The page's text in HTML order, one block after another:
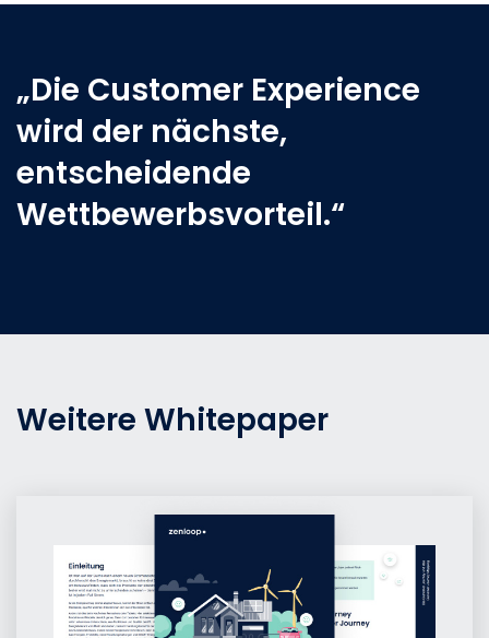
„Die Customer Experience
wird der nächste,
entscheidende
Wettbewerbsvorteil.“
Weitere Whitepaper